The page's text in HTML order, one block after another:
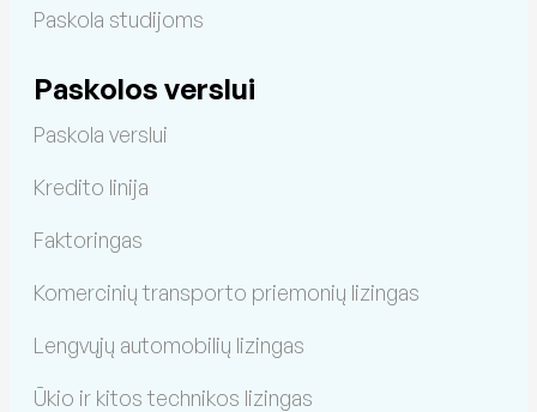
Paskola studijoms
Paskolos verslui
Paskola verslui
Kredito linija
Faktoringas
Komercinių transporto priemonių lizingas
Lengvųjų automobilių lizingas
Ūkio ir kitos technikos lizingas